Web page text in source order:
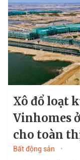
Xô đổ loạt
Vinhomes
cho toàn
Bất động sản